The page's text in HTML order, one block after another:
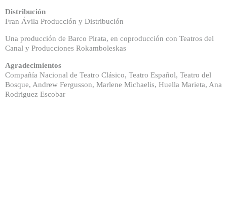
Distribución
Fran Ávila Producción y Distribución
Una producción de Barco Pirata, en coproducción con Teatros del
Canal y Producciones Rokamboleskas
Agradecimientos
Compañía Nacional de Teatro Clásico, Teatro Español, Teatro del
Bosque, Andrew Fergusson, Marlene Michaelis, Huella Marieta, Ana
Rodriguez Escobar